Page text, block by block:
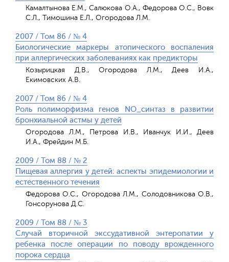
Камалтынова Е.М., Салюкова О.А., Федорова О.С., Вовк
С.Л., Тимошина Е.Л., Огородова Л.М.
2007 / Том 86 / № 4
Биологические маркеры атопического воспаления
при аллергических заболеваниях как предикторы
Козырицкая Д.В., Огородова Л.М., Деев И.А.,
Екимовских А.В.
2007 / Том 86 / № 4
Роль полиморфизма генов NО_синтаз в развитии
бронхиальной астмы у детей
Огородова Л.М., Петрова И.В., Иванчук И.И., Деев
И.А., Фрейдин М.Б.
2009 / Том 88 / № 2
Пищевая аллергия у детей: аспекты эпидемиологии и
естественного течения
Федорова О.С., Огородова Л.М., Солодовникова О.В.,
Гонсорунова Д.С.
2009 / Том 88 / № 3
Случай вторичной экссудативной энтеропатии у
ребенка после операции по поводу врожденного
порока сердца